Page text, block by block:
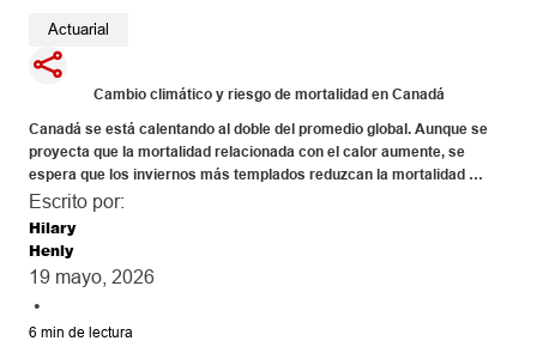
Actuarial
Cambio climático y riesgo de mortalidad en Canadá
Canadá se está calentando al doble del promedio global. Aunque se
proyecta que la mortalidad relacionada con el calor aumente, se
espera que los inviernos más templados reduzcan la mortalidad
asociada al frío, lo que daría como resultado un efecto neto moderado
en la mortalidad a nivel nacional para 2050. La contaminación del aire
provocada por los incendios forestales representa la amenaza
Escrito por:
Hilary
Henly
19 mayo, 2026
•
6 min de lectura